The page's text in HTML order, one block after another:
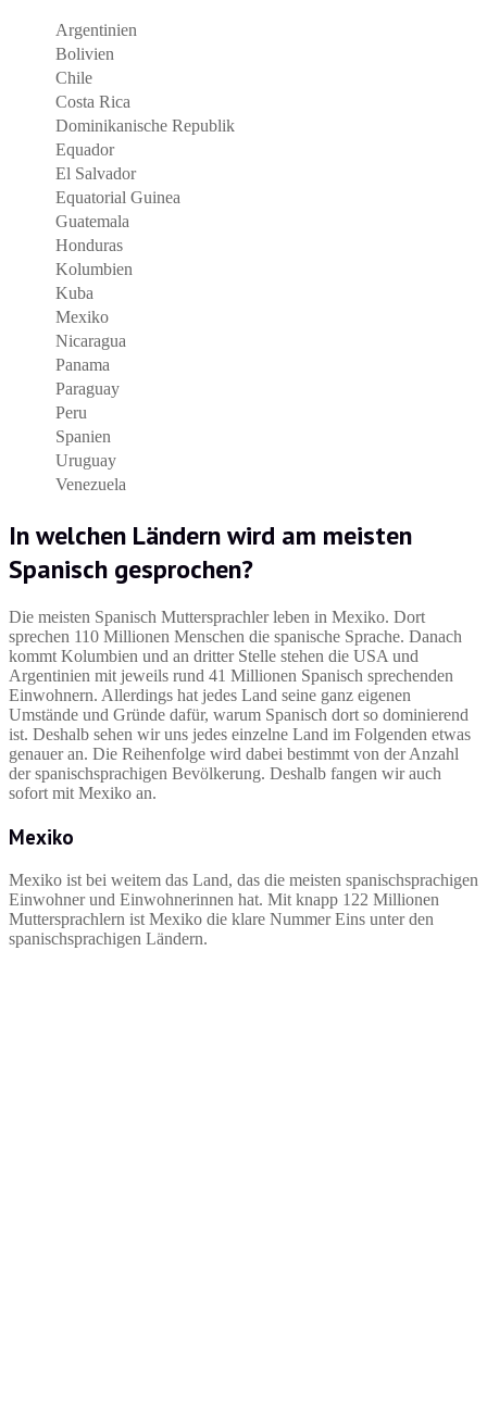
Argentinien
Bolivien
Chile
Costa Rica
Dominikanische Republik
Equador
El Salvador
Equatorial Guinea
Guatemala
Honduras
Kolumbien
Kuba
Mexiko
Nicaragua
Panama
Paraguay
Peru
Spanien
Uruguay
Venezuela
In welchen Ländern wird am meisten
Spanisch gesprochen?
Die meisten Spanisch Muttersprachler leben in Mexiko. Dort
sprechen 110 Millionen Menschen die spanische Sprache. Danach
kommt Kolumbien und an dritter Stelle stehen die USA und
Argentinien mit jeweils rund 41 Millionen Spanisch sprechenden
Einwohnern. Allerdings hat jedes Land seine ganz eigenen
Umstände und Gründe dafür, warum Spanisch dort so dominierend
ist. Deshalb sehen wir uns jedes einzelne Land im Folgenden etwas
genauer an. Die Reihenfolge wird dabei bestimmt von der Anzahl
der spanischsprachigen Bevölkerung. Deshalb fangen wir auch
sofort mit Mexiko an.
Mexiko
Mexiko ist bei weitem das Land, das die meisten spanischsprachigen
Einwohner und Einwohnerinnen hat. Mit knapp 122 Millionen
Muttersprachlern ist Mexiko die klare Nummer Eins unter den
spanischsprachigen Ländern.